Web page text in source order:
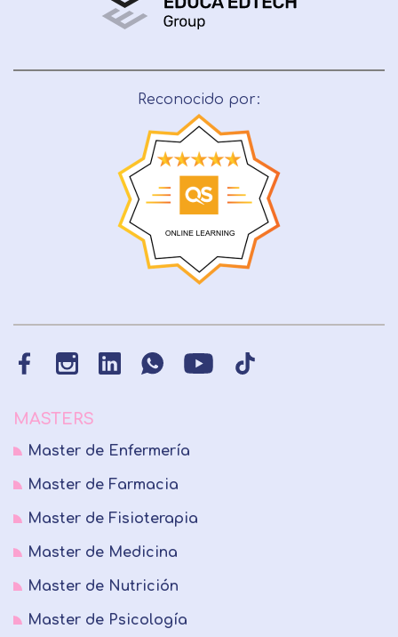
Reconocido por:
MASTERS
Master de Enfermería
Master de Farmacia
Master de Fisioterapia
Master de Medicina
Master de Nutrición
Master de Psicología